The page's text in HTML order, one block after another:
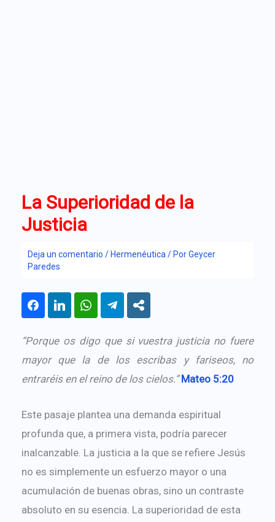
La Superioridad de la
Justicia
Deja un comentario / Hermenéutica / PorGeycer
Paredes
“Porque os digo que si vuestra justicia no fuere
mayor que la de los escribas y fariseos, no
entraréis en el reino de los cielos.”Mateo 5:20
Este pasaje plantea una demanda espiritual
profunda que, a primera vista, podría parecer
inalcanzable. La justicia a la que se refiere Jesús
no es simplemente un esfuerzo mayor o una
acumulación de buenas obras, sino un contraste
absoluto en su esencia. La superioridad de esta